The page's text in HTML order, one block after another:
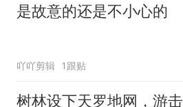
是故意的还是不小心的
吖吖剪辑 1跟贴
树林设下天罗地网，游击